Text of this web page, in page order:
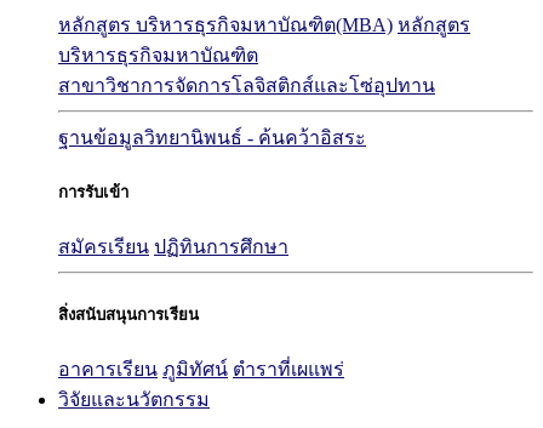
หลักสูตร บริหารธุรกิจมหาบัณฑิต(MBA) หลักสูตร
บริหารธุรกิจมหาบัณฑิต
สาขาวิชาการจัดการโลจิสติกส์และโซ่อุปทาน
ฐานข้อมูลวิทยานิพนธ์ - ค้นคว้าอิสระ
การรับเข้า
สมัครเรียน ปฏิทินการศึกษา
สิ่งสนับสนุนการเรียน
อาคารเรียน ภูมิทัศน์ ตำราที่เผแพร่
วิจัยและนวัตกรรม